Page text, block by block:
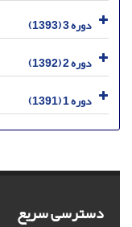
دوره 3 (1393)
دوره 2 (1392)
دوره 1 (1391)
دسترسی سریع